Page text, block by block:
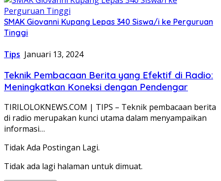
SMAK Giovanni Kupang Lepas 340 Siswa/i ke Perguruan
Tinggi
Tips Januari 13, 2024
Teknik Pembacaan Berita yang Efektif di Radio:
Meningkatkan Koneksi dengan Pendengar
TIRILOLOKNEWS.COM | TIPS – Teknik pembacaan berita
di radio merupakan kunci utama dalam menyampaikan
informasi…
Tidak Ada Postingan Lagi.
Tidak ada lagi halaman untuk dimuat.